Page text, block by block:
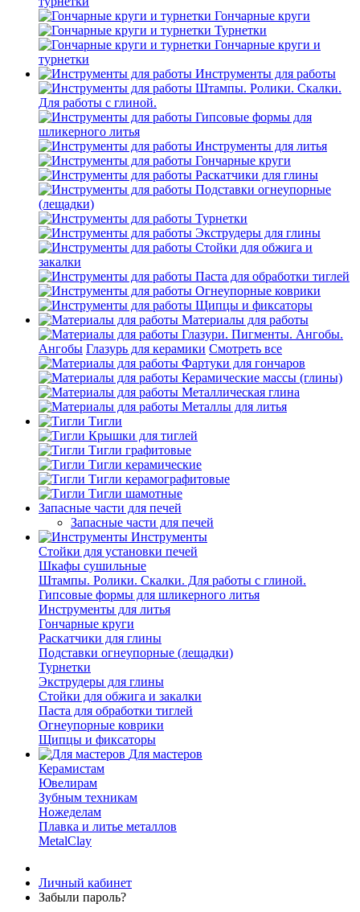
Гончарные круги
Турнетки
Гончарные круги и
турнетки
Инструменты для работы
Штампы. Ролики. Скалки.
Для работы с глиной.
Гипсовые формы для
шликерного литья
Инструменты для литья
Гончарные круги
Раскатчики для глины
Подставки огнеупорные
(лещадки)
Турнетки
Экструдеры для глины
Стойки для обжига и
закалки
Паста для обработки тиглей
Огнеупорные коврики
Щипцы и фиксаторы
Материалы для работы
Глазури. Пигменты. Ангобы.
Ангобы Глазурь для керамики Смотреть все
Фартуки для гончаров
Керамические массы (глины)
Металлическая глина
Металлы для литья
Тигли
Крышки для тиглей
Тигли графитовые
Тигли керамические
Тигли керамографитовые
Тигли шамотные
Запасные части для печей
Запасные части для печей
Инструменты
Стойки для установки печей
Шкафы сушильные
Штампы. Ролики. Скалки. Для работы с глиной.
Гипсовые формы для шликерного литья
Инструменты для литья
Гончарные круги
Раскатчики для глины
Подставки огнеупорные (лещадки)
Турнетки
Экструдеры для глины
Стойки для обжига и закалки
Паста для обработки тиглей
Огнеупорные коврики
Щипцы и фиксаторы
Для мастеров
Керамистам
Ювелирам
Зубным техникам
Ножеделам
Плавка и литье металлов
MetalClay
Личный кабинет
Забыли пароль?